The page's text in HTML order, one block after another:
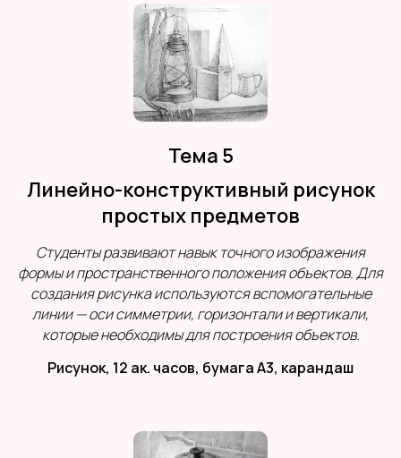
Тема 5
Линейно-конструктивный рисунок
простых предметов
Студенты развивают навык точного изображения
формы и пространственного положения объектов. Для
создания рисунка используются вспомогательные
линии — оси симметрии, горизонтали и вертикали,
которые необходимы для построения объектов.
Рисунок, 12 ак. часов, бумага А3, карандаш